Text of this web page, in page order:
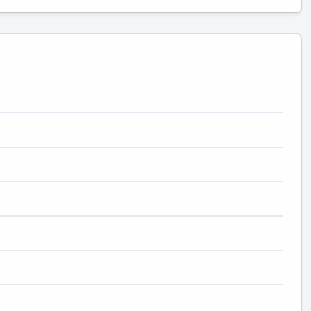
被子买了睡袋，不知道 1.2 米会不
B 站上线了这部，直到前几天才看
。接下来有五项是 2019 年的，都是
。。